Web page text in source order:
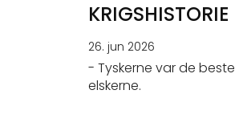
KRIGSHISTORIE
26. jun 2026
- Tyskerne var de beste
elskerne.